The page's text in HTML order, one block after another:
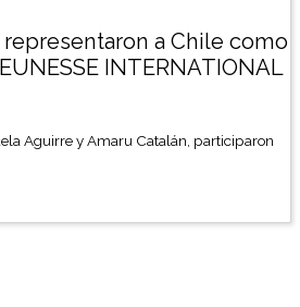
a Chile como
INTERNATIONAL
Aguirre y Amaru Catalán, participaron